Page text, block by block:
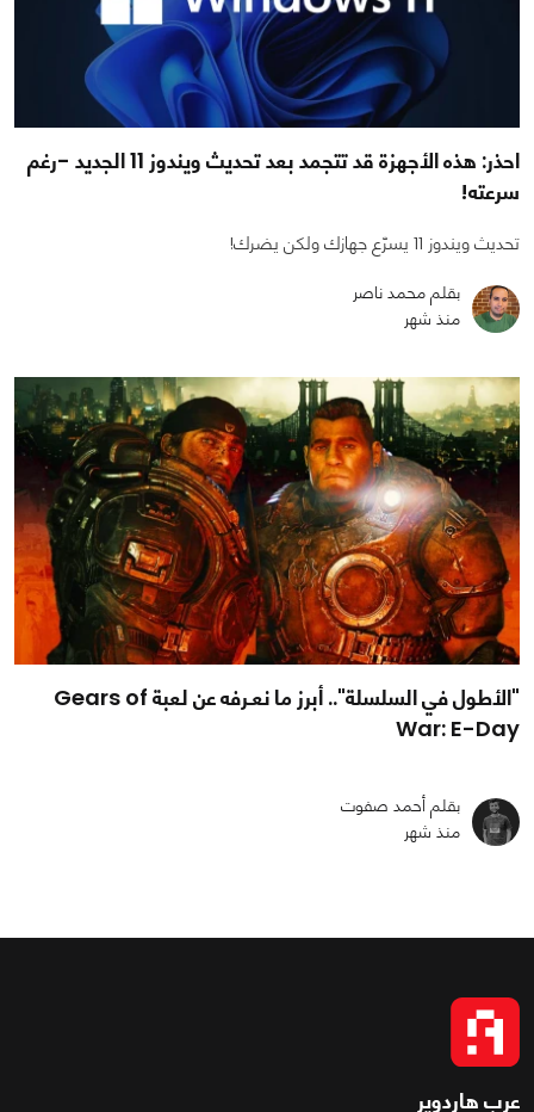
احذر: هذه الأجهزة قد تتجمد بعد تحديث ويندوز 11 الجديد -رغم
سرعته!
تحديث ويندوز 11 يسرّع جهازك ولكن يضرك!
بقلم محمد ناصر
منذ شهر
"الأطول في السلسلة".. أبرز ما نعـرفه عن لعبة Gears of
War: E-Day
بقلم أحمد صفوت
منذ شهر
عرب هاردوير